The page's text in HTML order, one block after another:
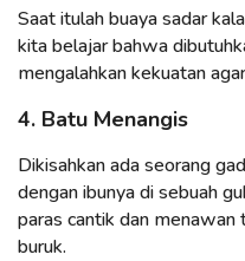
Saat itulah buaya sadar
kita belajar bahwa
mengalahkan kekuatan
4. Batu Menangis
Dikisahkan ada seorang
dengan ibunya di sebuah
paras cantik dan
buruk.